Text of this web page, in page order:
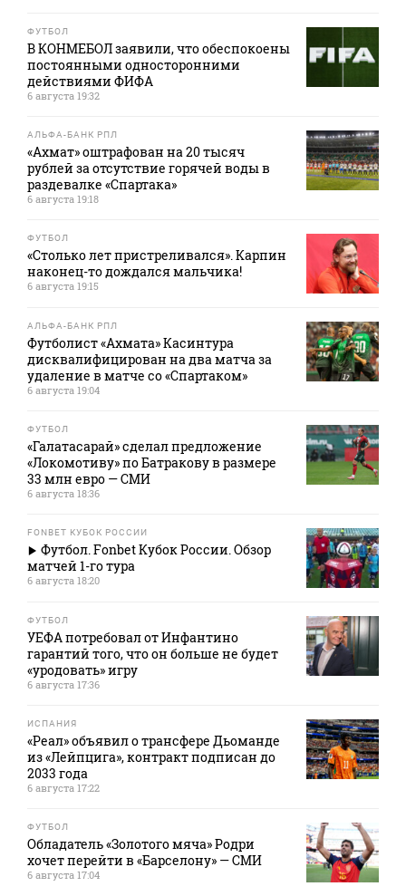
ФУТБОЛ
В КОНМЕБОЛ заявили, что обеспокоены
постоянными односторонними
действиями ФИФА
6 августа 19:32
АЛЬФА-БАНК РПЛ
«Ахмат» оштрафован на 20 тысяч
рублей за отсутствие горячей воды в
раздевалке «Спартака»
6 августа 19:18
ФУТБОЛ
«Столько лет пристреливался». Карпин
наконец-то дождался мальчика!
6 августа 19:15
АЛЬФА-БАНК РПЛ
Футболист «Ахмата» Касинтура
дисквалифицирован на два матча за
удаление в матче со «Спартаком»
6 августа 19:04
ФУТБОЛ
«Галатасарай» сделал предложение
«Локомотиву» по Батракову в размере
33 млн евро — СМИ
6 августа 18:36
FONBET КУБОК РОССИИ
Футбол. Fonbet Кубок России. Обзор
матчей 1-го тура
6 августа 18:20
ФУТБОЛ
УЕФА потребовал от Инфантино
гарантий того, что он больше не будет
«уродовать» игру
6 августа 17:36
ИСПАНИЯ
«Реал» объявил о трансфере Дьоманде
из «Лейпцига», контракт подписан до
2033 года
6 августа 17:22
ФУТБОЛ
Обладатель «Золотого мяча» Родри
хочет перейти в «Барселону» — СМИ
6 августа 17:04